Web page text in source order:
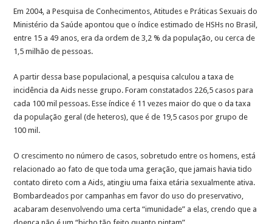
Em 2004, a Pesquisa de Conhecimentos, Atitudes e Práticas Sexuais do
Ministério da Saúde apontou que o índice estimado de HSHs no Brasil,
entre 15 a 49 anos, era da ordem de 3,2 % da população, ou cerca de
1,5 milhão de pessoas.
A partir dessa base populacional, a pesquisa calculou a taxa de
incidência da Aids nesse grupo. Foram constatados 226,5 casos para
cada 100 mil pessoas. Esse índice é 11 vezes maior do que o da taxa
da população geral (de heteros), que é de 19,5 casos por grupo de
100 mil.
O crescimento no número de casos, sobretudo entre os homens, está
relacionado ao fato de que toda uma geração, que jamais havia tido
contato direto com a Aids, atingiu uma faixa etária sexualmente ativa.
Bombardeados por campanhas em favor do uso do preservativo,
acabaram desenvolvendo uma certa “imunidade” a elas, crendo que a